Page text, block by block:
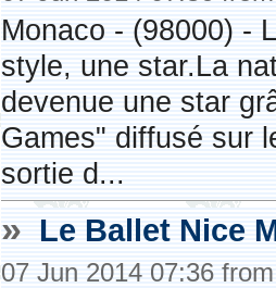
Monaco - (98000) -
style, une star.La
devenue une star
Games" diffusé sur
sortie d...
» Le Ballet Nice
07 Jun 2014 07:36